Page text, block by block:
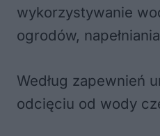
wykorzystywanie
ogrodów,
Według zapewnień
odcięciu od wody